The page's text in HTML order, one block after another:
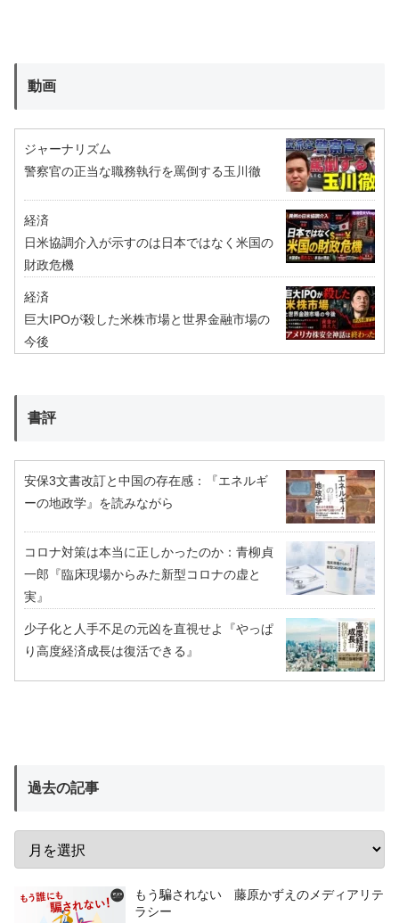
動画
ジャーナリズム
警察官の正当な職務執行を罵倒する玉川徹
経済
日米協調介入が示すのは日本ではなく米国の
財政危機
経済
巨大IPOが殺した米株市場と世界金融市場の
今後
書評
安保3文書改訂と中国の存在感：『エネルギ
ーの地政学』を読みながら
コロナ対策は本当に正しかったのか：青柳貞
一郎『臨床現場からみた新型コロナの虚と
実』
少子化と人手不足の元凶を直視せよ『やっぱ
り高度経済成長は復活できる』
過去の記事
もう騙されない 藤原かずえのメディアリテ
ラシー